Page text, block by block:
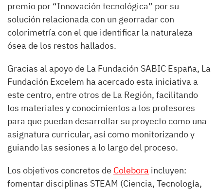
premio por “Innovación tecnológica” por su
solución relacionada con un georradar con
colorimetría con el que identificar la naturaleza
ósea de los restos hallados.
Gracias al apoyo de La Fundación SABIC España, La
Fundación Excelem ha acercado esta iniciativa a
este centro, entre otros de La Región, facilitando
los materiales y conocimientos a los profesores
para que puedan desarrollar su proyecto como una
asignatura curricular, así como monitorizando y
guiando las sesiones a lo largo del proceso.
Los objetivos concretos de Colebora incluyen:
fomentar disciplinas STEAM (Ciencia, Tecnología,